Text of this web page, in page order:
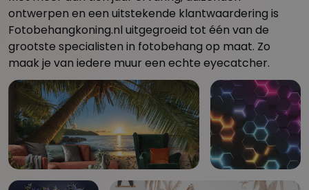
ontwerpen en een uitstekende klantwaardering is
Fotobehangkoning.nl uitgegroeid tot één van de
grootste specialisten in fotobehang op maat. Zo
maak je van iedere muur een echte eyecatcher.